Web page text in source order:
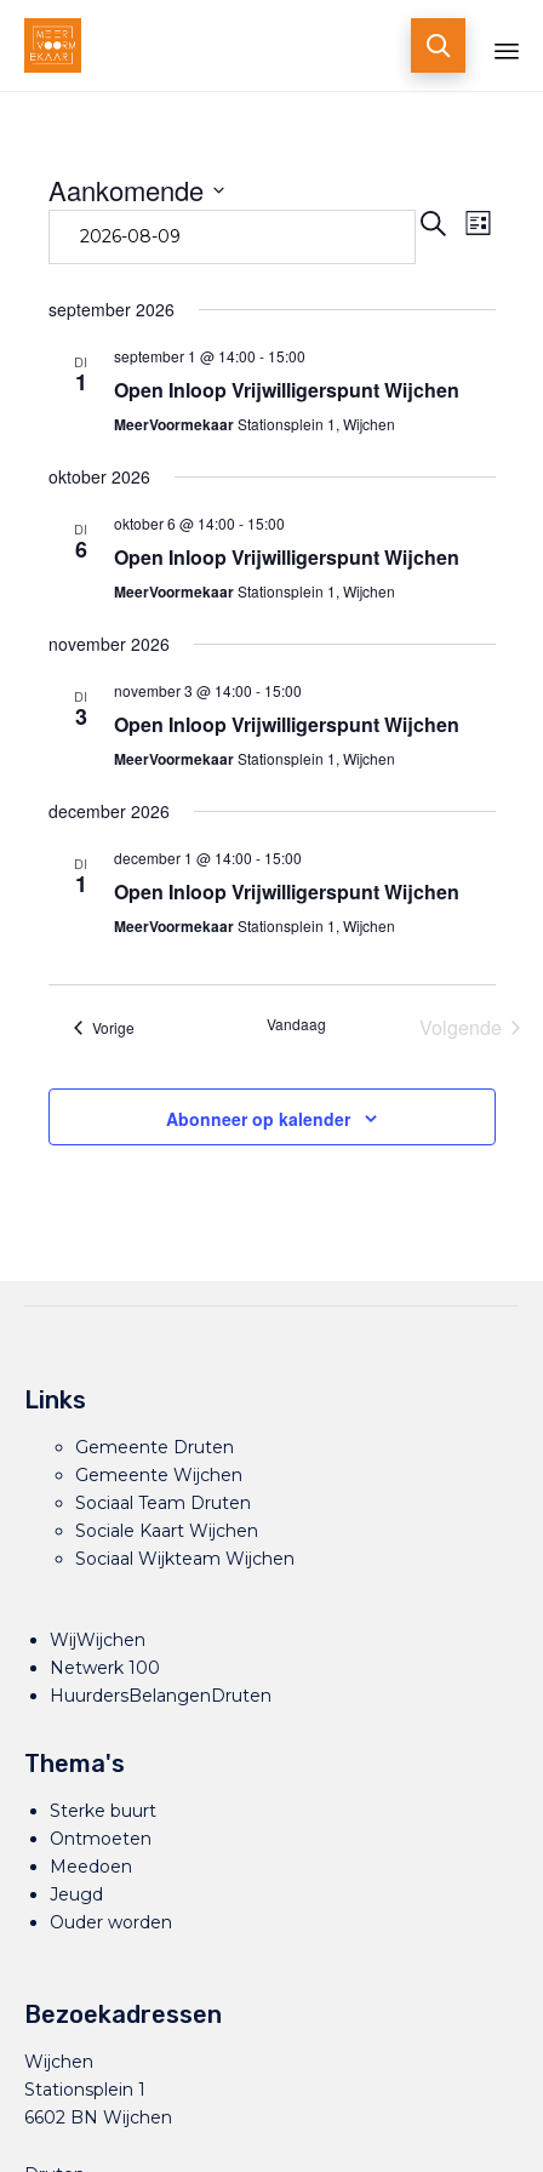

Zoeken
Lijst
Aankomende
datum.
september 2026
DI
1
september 1 @ 14:00 - 15:00
Open Inloop Vrijwilligerspunt Wijchen
MeerVoormekaarStationsplein 1, Wijchen
oktober 2026
DI
6
oktober 6 @ 14:00 - 15:00
Open Inloop Vrijwilligerspunt Wijchen
MeerVoormekaarStationsplein 1, Wijchen
november 2026
DI
3
november 3 @ 14:00 - 15:00
Open Inloop Vrijwilligerspunt Wijchen
MeerVoormekaarStationsplein 1, Wijchen
december 2026
DI
1
december 1 @ 14:00 - 15:00
Open Inloop Vrijwilligerspunt Wijchen
MeerVoormekaarStationsplein 1, Wijchen
VorigeEvenementen Vandaag
Volgende
Abonneer op kalender
Links
Gemeente Druten
Gemeente Wijchen
Sociaal Team Druten
Sociale Kaart Wijchen
Sociaal Wijkteam Wijchen
WijWijchen
Netwerk 100
HuurdersBelangenDruten
Thema's
Sterke buurt
Ontmoeten
Meedoen
Jeugd
Ouder worden
Bezoekadressen
Wijchen
Stationsplein 1
6602 BN Wijchen